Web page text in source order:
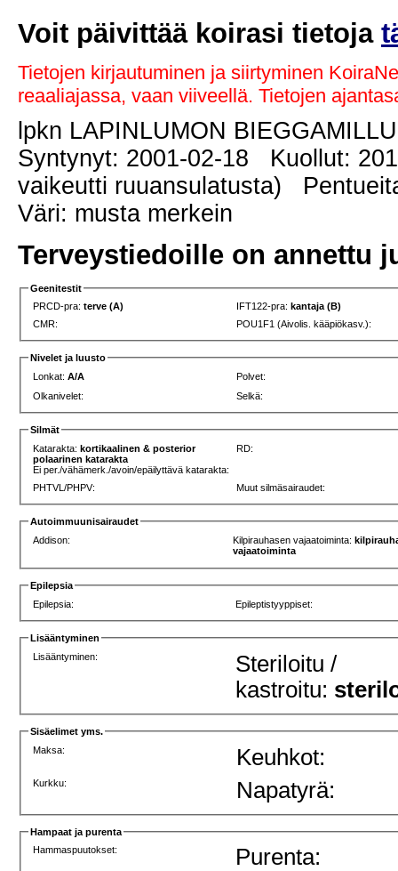
Voit päivittää koirasi tietoja
Tietojen kirjautuminen ja siirtyminen
reaaliajassa, vaan viiveellä. Tietojen
lpkn LAPINLUMON
Syntynyt: 2001-02-18 Kuollut:
vaikeutti ruuansulatusta)
Väri: musta merkein
Terveystiedoille on annettu
Geenitestit
PRCD-pra:terve (A) IFT122-pra: kantaja (B)
CMR:
POU1F1 (Aivolis. kääpiökasv.):
Nivelet ja luusto
Lonkat:A/A
Polvet:
Olkanivelet:
Selkä:
Silmät
Katarakta:kortikaalinen & posterior
polaarinen katarakta
Ei per./vähämerk./avoin/epäilyttävä katarakta:
RD:
PHTVL/PHPV: Muut silmäsairaudet:
Autoimmuunisairaudet
Addison:
Kilpirauhasen vajaatoiminta:
vajaatoiminta
Epilepsia
Epilepsia:
Epileptistyyppiset:
Lisääntyminen
Lisääntyminen:
Steriloitu /
kastroitu:
Sisäelimet yms.
Maksa:
Keuhkot:
Kurkku: Napatyrä:
Hampaat ja purenta
Hammaspuutokset:
Purenta: